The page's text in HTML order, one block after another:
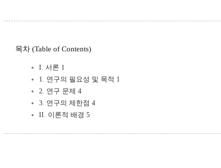
목차 (Table of Contents)
I. 서론 1
1. 연구의 필요성 및 목적 1
2. 연구 문제 4
3. 연구의 제한점 4
II. 이론적 배경 5